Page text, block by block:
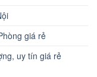
giá rẻ
uy tín giá rẻ